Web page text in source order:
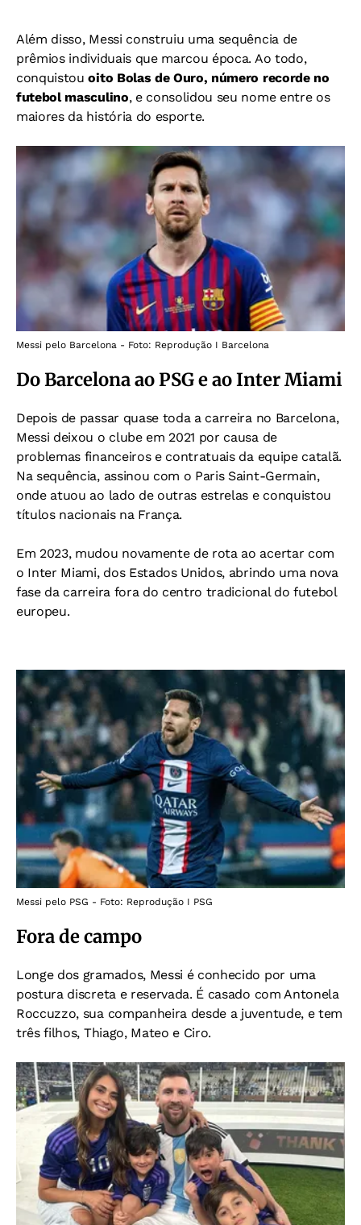
Além disso, Messi construiu uma sequência de
prêmios individuais que marcou época. Ao todo,
conquistouoito Bolas de Ouro, número recorde no
futebol masculino, e consolidou seu nome entre os
maiores da história do esporte.
Messi pelo Barcelona - Foto: Reprodução I Barcelona
Do Barcelona ao PSG e ao Inter Miami
Depois de passar quase toda a carreira no Barcelona,
Messi deixou o clube em 2021 por causa de
problemas financeiros e contratuais da equipe catalã.
Na sequência, assinou com o Paris Saint-Germain,
onde atuou ao lado de outras estrelas e conquistou
títulos nacionais na França.
Em 2023, mudou novamente de rota ao acertar com
o Inter Miami, dos Estados Unidos, abrindo uma nova
fase da carreira fora do centro tradicional do futebol
europeu.
Messi pelo PSG - Foto: Reprodução I PSG
Fora de campo
Longe dos gramados, Messi é conhecido por uma
postura discreta e reservada. É casado com Antonela
Roccuzzo, sua companheira desde a juventude, e tem
três filhos, Thiago, Mateo e Ciro.